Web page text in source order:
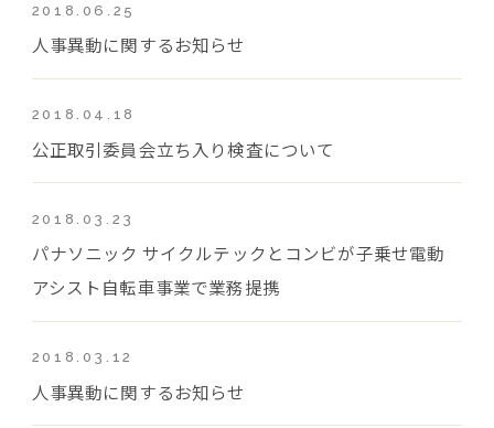
2018.06.25
人事異動に関するお知らせ
2018.04.18
公正取引委員会立ち入り検査について
2018.03.23
パナソニック サイクルテックとコンビが子乗せ電動
アシスト自転車事業で業務提携
2018.03.12
人事異動に関するお知らせ